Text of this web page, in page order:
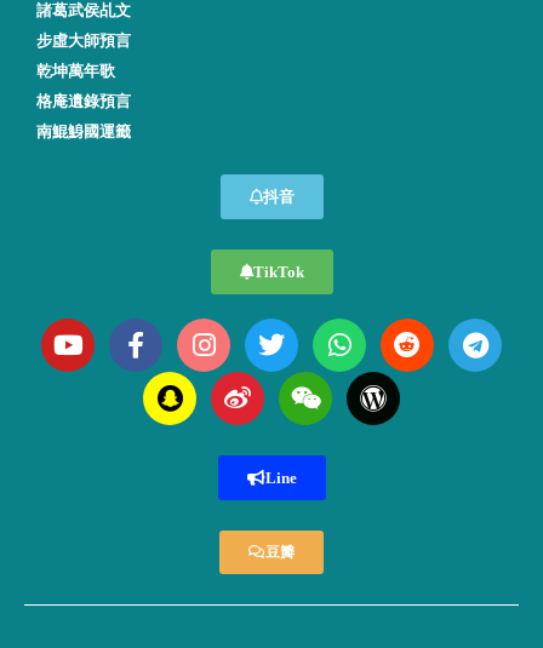
諸葛武侯乩文
步虛大師預言
乾坤萬年歌
格庵遺錄預言
南鯤鯓國運籤
抖音
TikTok
Line
豆瓣